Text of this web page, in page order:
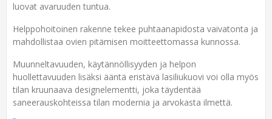
luovat avaruuden tuntua.
Helppohoitoinen rakenne tekee puhtaanapidosta vaivatonta ja
mahdollistaa ovien pitämisen moitteettomassa kunnossa.
Muunneltavuuden, käytännöllisyyden ja helpon
huollettavuuden lisäksi ääntä eristävä lasiliukuovi voi olla myös
tilan kruunaava designelementti, joka täydentää
saneerauskohteissa tilan modernia ja arvokasta ilmettä.